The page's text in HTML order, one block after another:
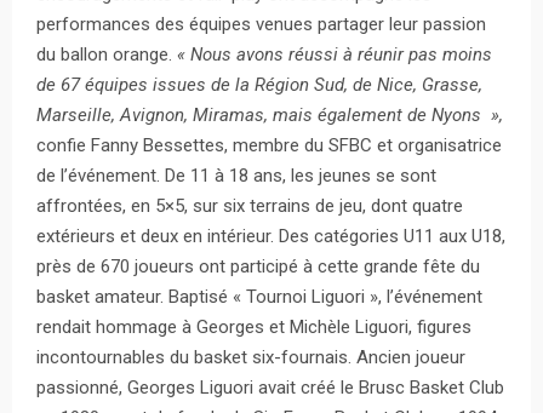
performances des équipes venues partager leur passion
du ballon orange. « Nous avons réussi à réunir pas moins
de 67 équipes issues de la Région Sud, de Nice, Grasse,
Marseille, Avignon, Miramas, mais également de Nyons »,
confie Fanny Bessettes, membre du SFBC et organisatrice
de l’événement. De 11 à 18 ans, les jeunes se sont
affrontées, en 5×5, sur six terrains de jeu, dont quatre
extérieurs et deux en intérieur. Des catégories U11 aux U18,
près de 670 joueurs ont participé à cette grande fête du
basket amateur. Baptisé « Tournoi Liguori », l’événement
rendait hommage à Georges et Michèle Liguori, figures
incontournables du basket six-fournais. Ancien joueur
passionné, Georges Liguori avait créé le Brusc Basket Club